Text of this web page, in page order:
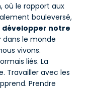
où le rapport aux
bouleversé,
développer notre
dans le monde
vivons.
liés. La
Travailler avec les
Prendre